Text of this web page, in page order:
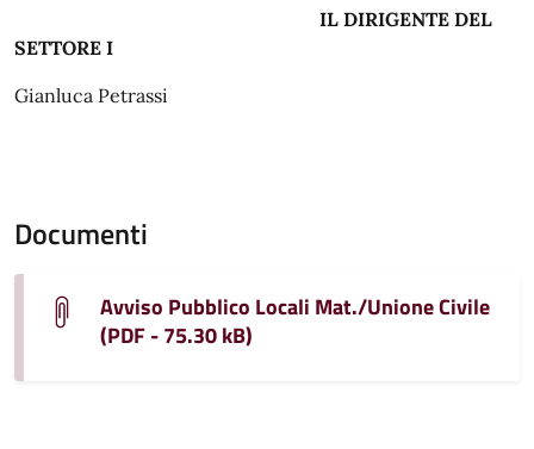
IL DIRIGENTE DEL
SETTORE I
Gianluca Petrassi
Documenti
Avviso Pubblico Locali Mat./Unione Civile
(PDF - 75.30 kB)